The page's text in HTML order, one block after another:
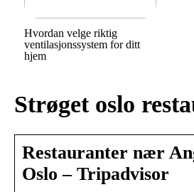
Hvordan velge riktig
ventilasjonssystem for ditt
hjem
Strøget oslo
Restauranter nær
Oslo – Tripadvisor